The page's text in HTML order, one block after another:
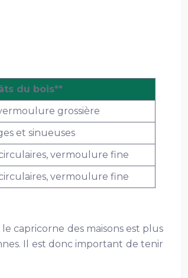
du bois**
grossière
et sinueuses
vermoulure fine
vermoulure fine
capricorne des maisons est plus
Il est donc important de tenir